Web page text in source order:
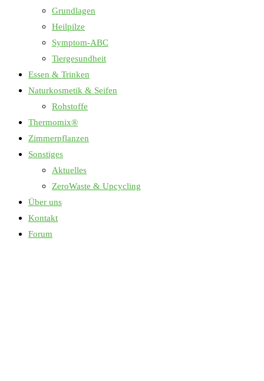
Grundlagen
Heilpilze
Symptom-ABC
Tiergesundheit
Essen & Trinken
Naturkosmetik & Seifen
Rohstoffe
Thermomix®
Zimmerpflanzen
Sonstiges
Aktuelles
ZeroWaste & Upcycling
Über uns
Kontakt
Forum